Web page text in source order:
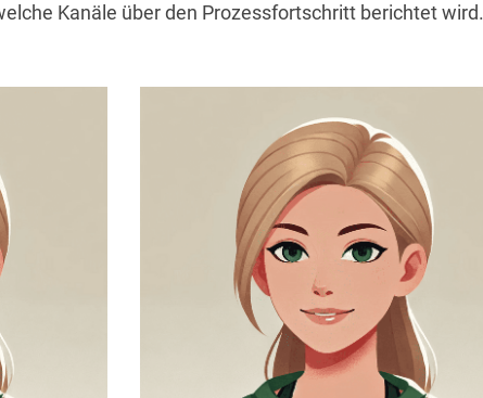
Kanäle über den Prozessfortschritt berichtet wird.